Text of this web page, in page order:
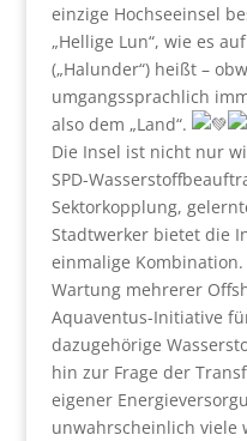
einzige Hochseeinsel
„Hellige Lun“, wie es
(„Halunder“) heißt –
umgangssprachlich
also dem „Land“.
Die Insel ist nicht nur
SPD-
Sektorkopplung,
Stadtwerker bietet die
einmalige
Wartung mehrerer
Aquaventus-Initiative
dazugehörige
hin zur Frage der
eigener
unwahrscheinlich viele